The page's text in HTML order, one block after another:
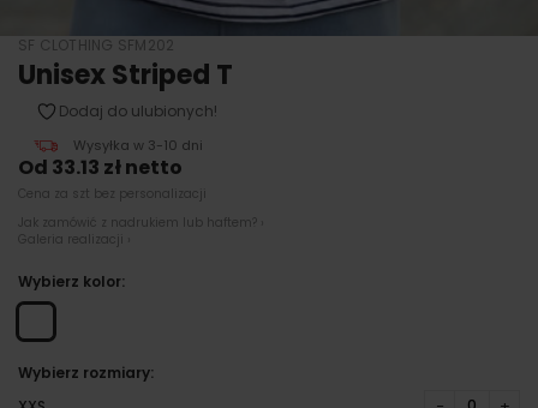
SF CLOTHING SFM202
Unisex Striped T
Dodaj do ulubionych!
Wysyłka w 3-10 dni
Od 33.13 zł netto
Cena za szt bez personalizacji
Jak zamówić z nadrukiem lub haftem? ›
Galeria realizacji ›
Wybierz kolor:
Wybierz rozmiary: